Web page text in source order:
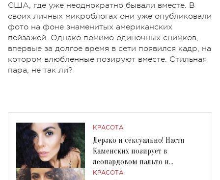
США, где уже неоднократно бывали вместе. В
своих личных микроблогах они уже опубликовали
фото на фоне знаменитых американских
пейзажей. Однако помимо одиночных снимков,
впервые за долгое время в сети появился кадр, на
котором влюбленные позируют вместе. Стильная
пара, не так ли?
КРАСОТА
Дерзко и сексуально! Настя
Каменских позирует в
леопардовом пальто и
ботфортах
КРАСОТА